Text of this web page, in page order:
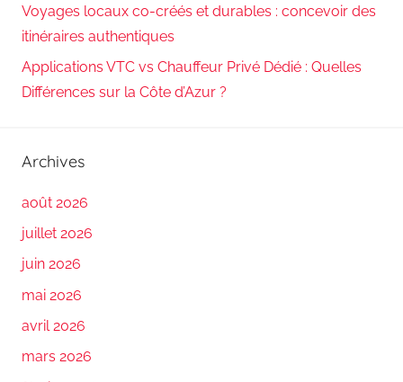
Voyages locaux co-créés et durables : concevoir des
itinéraires authentiques
Applications VTC vs Chauffeur Privé Dédié : Quelles
Différences sur la Côte d’Azur ?
Archives
août 2026
juillet 2026
juin 2026
mai 2026
avril 2026
mars 2026